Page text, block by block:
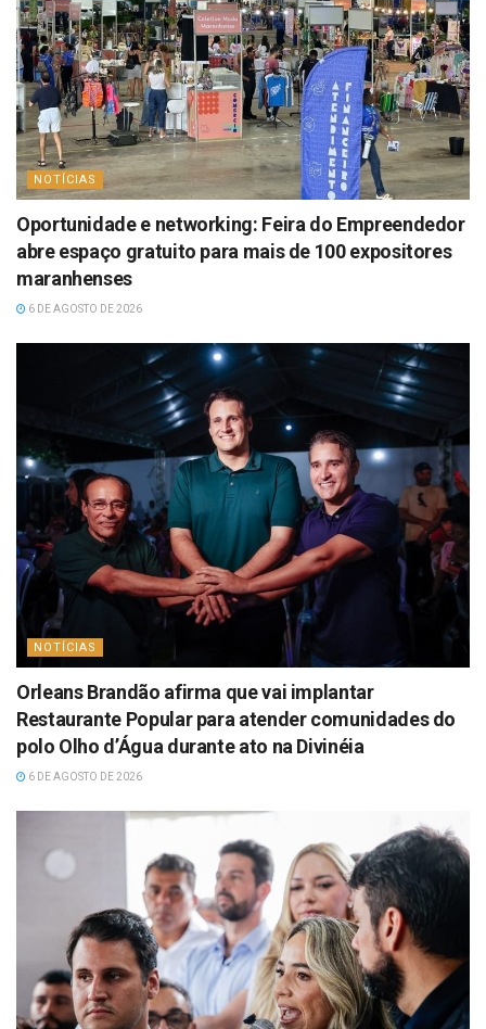
NOTÍCIAS
Oportunidade e networking: Feira do Empreendedor
abre espaço gratuito para mais de 100 expositores
maranhenses
6 DE AGOSTO DE 2026
NOTÍCIAS
Orleans Brandão afirma que vai implantar
Restaurante Popular para atender comunidades do
polo Olho d’Água durante ato na Divinéia
6 DE AGOSTO DE 2026